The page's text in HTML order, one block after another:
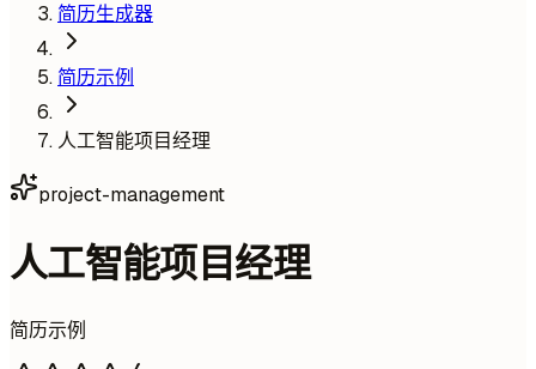
简历生成器
简历示例
人工智能项目经理
project-management
人工智能项目经理
简历示例